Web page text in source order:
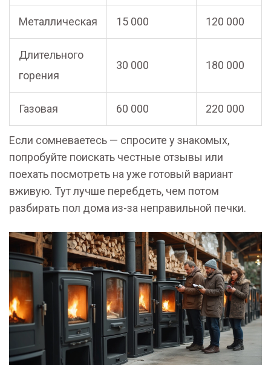
Металлическая 15 000 120 000
Длительного
горения
30 000 180 000
Газовая 60 000 220 000
Если сомневаетесь — спросите у знакомых,
попробуйте поискать честные отзывы или
поехать посмотреть на уже готовый вариант
вживую. Тут лучше перебдеть, чем потом
разбирать пол дома из-за неправильной печки.